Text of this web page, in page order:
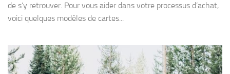
de s’y retrouver. Pour vous aider dans votre processus d’achat,
voici quelques modèles de cartes...